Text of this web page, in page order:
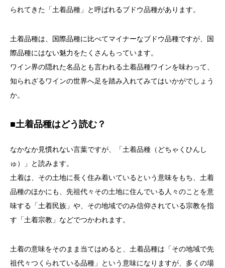
られてきた「土着品種」と呼ばれるブドウ品種があります。
土着品種は、国際品種に比べてマイナーなブドウ品種ですが、国
際品種にはない魅力をたくさんもっています。
ワイン界の隠れた名品とも言われる土着品種ワインを味わって、
知られざるワインの世界へ足を踏み入れてみてはいかがでしょう
か。
■土着品種はどう読む？
なかなか見慣れない言葉ですが、「土着品種（どちゃくひんし
ゅ）」と読みます。
土着は、その土地に長く住み着いているという意味をもち、土着
品種のほかにも、先祖代々その土地に住んでいる人々のことを意
味する「土着民族」や、その地域でのみ信仰されている宗教を指
す「土着宗教」などでつかわれます。
土着の意味をそのまま当てはめると、土着品種は「その地域で先
祖代々つくられている品種」という意味になりますが、多くの場